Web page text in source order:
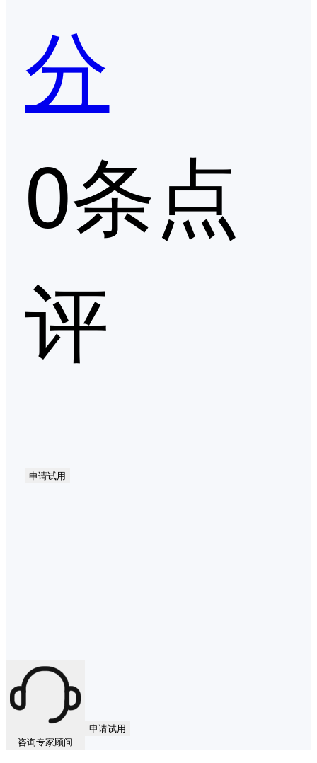
分
0条点
评
申请试用
咨询专家顾问
申请试用